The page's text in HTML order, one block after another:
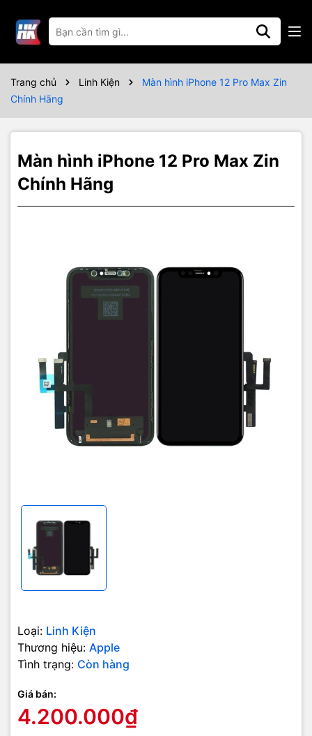
Trang chủ Linh Kiện
Màn hình iPhone 12 Pro Max Zin
Chính Hãng
Màn hình iPhone 12 Pro Max Zin
Chính Hãng
Loại: Linh Kiện
Thương hiệu: Apple
Tình trạng: Còn hàng
Giá bán:
4.200.000₫
Thông số kỹ thuật